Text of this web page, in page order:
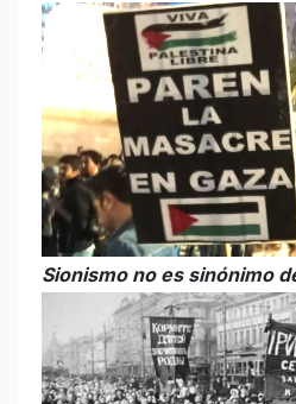
Sionismo no es sinónimo